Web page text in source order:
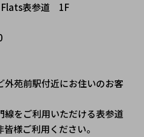
表参道　1F
苑前駅付近にお住いのお客
線をご利用いただける表参道
様ご利用ください。